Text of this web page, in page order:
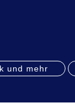
und mehr